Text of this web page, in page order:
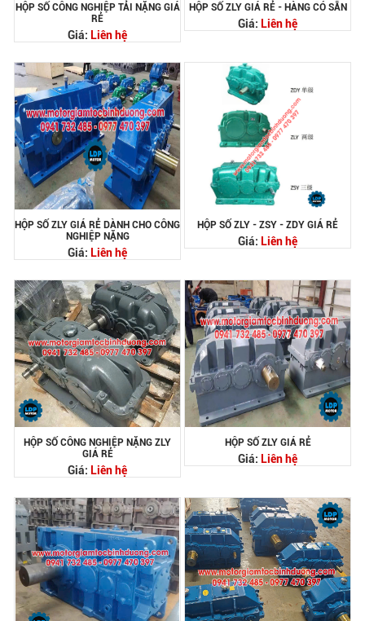
HỘP SỐ CÔNG NGHIỆP TẢI NẶNG GIÁ
RẺ
Giá: Liên hệ
HỘP SỐ ZLY GIÁ RẺ - HÀNG CÓ SẴN
Giá: Liên hệ
HỘP SỐ ZLY GIÁ RẺ DÀNH CHO CÔNG
NGHIỆP NẶNG
Giá: Liên hệ
HỘP SỐ ZLY - ZSY - ZDY GIÁ RẺ
Giá: Liên hệ
HỘP SỐ CÔNG NGHIỆP NẶNG ZLY
GIÁ RẺ
Giá: Liên hệ
HỘP SỐ ZLY GIÁ RẺ
Giá: Liên hệ